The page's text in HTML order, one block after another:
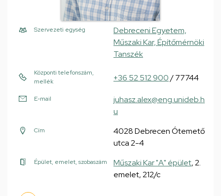
Szervezeti egység
Debreceni Egyetem,
Műszaki Kar, Építőmérnöki
Tanszék
Központi telefonszám,
mellék
+36 52 512 900/ 77744
E-mail
juhasz.alex@eng.unideb.h
u
Cím
4028 Debrecen Ótemető
utca 2-4
Épület, emelet, szobaszám Műszaki Kar "A" épület, 2.
emelet, 212/c